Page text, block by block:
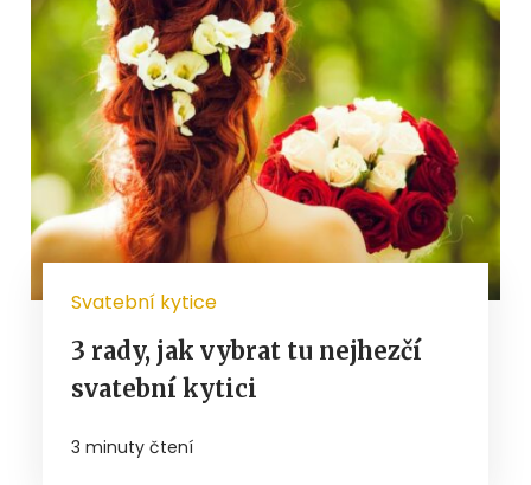
Svatební kytice
3 rady, jak vybrat tu nejhezčí
svatební kytici
3 minuty čtení